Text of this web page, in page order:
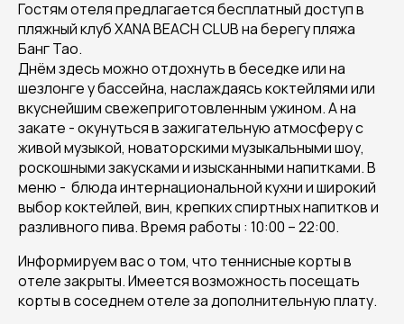
Гостям отеля предлагается бесплатный доступ в
пляжный клуб XANA BEACH CLUB на берегу пляжа
Банг Тао.
Днём здесь можно отдохнуть в беседке или на
шезлонге у бассейна, наслаждаясь коктейлями или
вкуснейшим свежеприготовленным ужином. А на
закате - окунуться в зажигательную атмосферу с
живой музыкой, новаторскими музыкальными шоу,
роскошными закусками и изысканными напитками. В
меню - блюда интернациональной кухни и широкий
выбор коктейлей, вин, крепких спиртных напитков и
разливного пива. Время работы : 10:00 – 22:00.
Информируем вас о том, что теннисные корты в
отеле закрыты. Имеется возможность посещать
корты в соседнем отеле за дополнительную плату.